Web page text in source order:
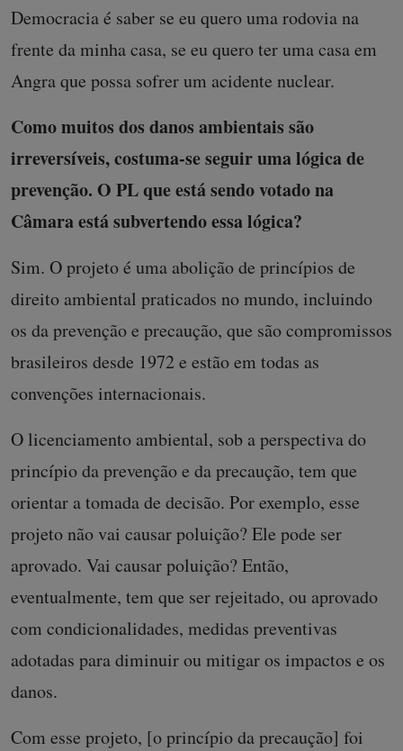
Democracia é saber se eu quero uma rodovia na
frente da minha casa, se eu quero ter uma casa em
Angra que possa sofrer um acidente nuclear.
Como muitos dos danos ambientais são
irreversíveis, costuma-se seguir uma lógica de
prevenção. O PL que está sendo votado na
Câmara está subvertendo essa lógica?
Sim. O projeto é uma abolição de princípios de
direito ambiental praticados no mundo, incluindo
os da prevenção e precaução, que são compromissos
brasileiros desde 1972 e estão em todas as
convenções internacionais.
O licenciamento ambiental, sob a perspectiva do
princípio da prevenção e da precaução, tem que
orientar a tomada de decisão. Por exemplo, esse
projeto não vai causar poluição? Ele pode ser
aprovado. Vai causar poluição? Então,
eventualmente, tem que ser rejeitado, ou aprovado
com condicionalidades, medidas preventivas
adotadas para diminuir ou mitigar os impactos e os
danos.
Com esse projeto, [o princípio da precaução] foi